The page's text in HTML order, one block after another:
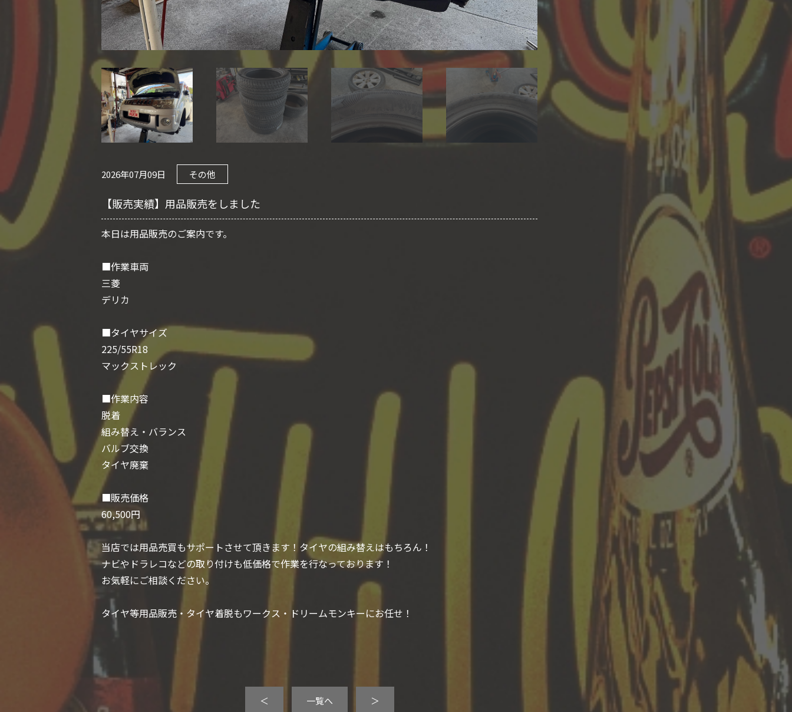
2026年07月09日 その他
【販売実績】用品販売をしました
本日は用品販売のご案内です。
■作業車両
三菱
デリカ
■タイヤサイズ
225/55R18
マックストレック
■作業内容
脱着
組み替え・バランス
バルブ交換
タイヤ廃棄
■販売価格
60,500円
当店では用品売買もサポートさせて頂きます！タイヤの組み替えはもちろん！
ナビやドラレコなどの取り付けも低価格で作業を行なっております！
お気軽にご相談ください。
タイヤ等用品販売・タイヤ着脱もワークス・ドリームモンキーにお任せ！
＜ 一覧へ ＞